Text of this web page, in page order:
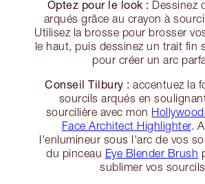
Optez pour le look : Dessinez
arqués grâce au crayon à
Utilisez la brosse pour brosser
le haut, puis dessinez un trait fin
pour créer un arc
Conseil Tilbury : accentuez la
sourcils arqués en
sourcilière avec mon
Face Architect Highlighter.
l'enlumineur sous l'arc de vos
du pinceau Eye Blender Brush
sublimer vos